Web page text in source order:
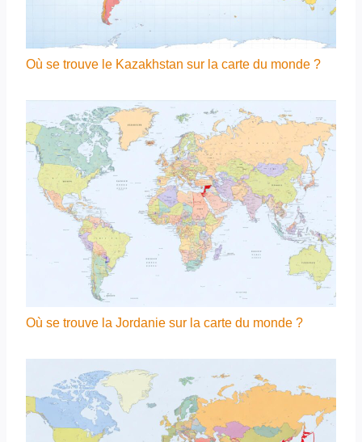
Où se trouve le Kazakhstan sur la carte du monde ?
Où se trouve la Jordanie sur la carte du monde ?